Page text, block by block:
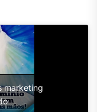
marketing